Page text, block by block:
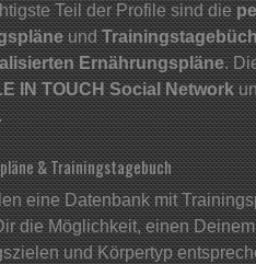
Teil der Profile sind die
und
Ernährungspläne.
IN TOUCH Social Network
& Trainingstagebuch
eine Datenbank mit
die Möglichkeit, einen
und Körpertyp